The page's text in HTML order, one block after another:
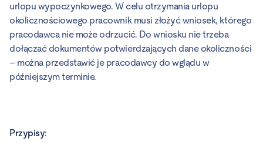
urlopu wypoczynkowego. W celu otrzymania urlopu
okolicznościowego pracownik musi złożyć wniosek, którego
pracodawca nie może odrzucić. Do wniosku nie trzeba
dołączać dokumentów potwierdzających dane okoliczności
– można przedstawić je pracodawcy do wglądu w
późniejszym terminie.
Przypisy: